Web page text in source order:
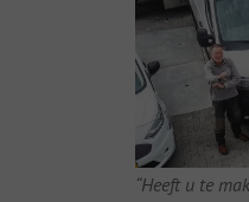
“Heeft u te